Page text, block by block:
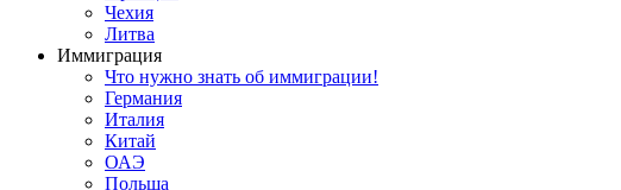
Чехия
Литва
Иммиграция
Что нужно знать об иммиграции!
Германия
Италия
Китай
ОАЭ
Польша